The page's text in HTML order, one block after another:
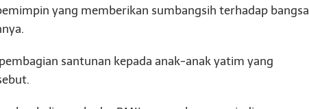
yang memberikan sumbangsih terhadap bangsa
santunan kepada anak-anak yatim yang